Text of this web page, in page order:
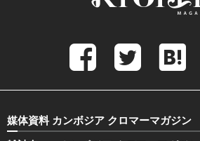
媒体資料 カンボジア クロマーマガジン